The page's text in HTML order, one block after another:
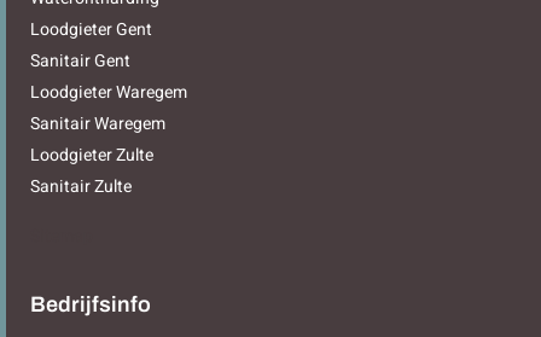
Loodgieter Gent
Sanitair Gent
Loodgieter Waregem
Sanitair Waregem
Loodgieter Zulte
Sanitair Zulte
Bedrijfsinfo